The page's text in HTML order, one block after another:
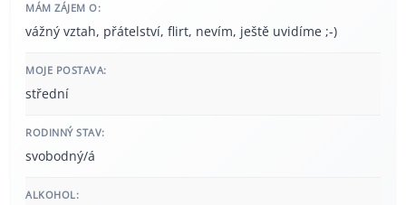
MÁM ZÁJEM O:
vážný vztah, přátelství, flirt, nevím, ještě uvidíme ;-)
MOJE POSTAVA:
střední
RODINNÝ STAV:
svobodný/á
ALKOHOL: